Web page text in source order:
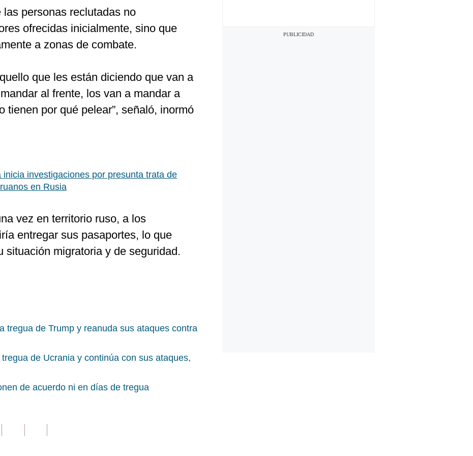
personas reclutadas no
ofrecidas inicialmente, sino que
a zonas de combate.
que les están diciendo que van a
al frente, los van a mandar a
tienen por qué pelear”, señaló, inormó
inicia investigaciones por presunta trata de
en Rusia
vez en territorio ruso, a los
entregar sus pasaportes, lo que
situación migratoria y de seguridad.
tregua de Trump y reanuda sus ataques contra
de Ucrania y continúa con sus ataques,
de acuerdo ni en días de tregua